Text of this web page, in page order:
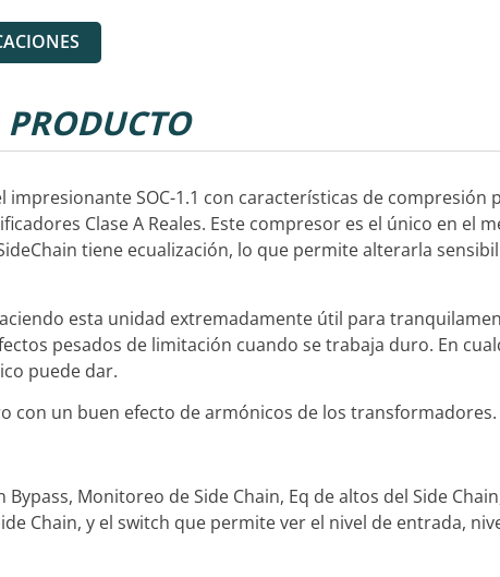
PRODUCTO
impresionante SOC-1.1 con características de
Clase A Reales. Este compresor es el único en el
tiene ecualización, lo que permite alterarla
esta unidad extremadamente útil para
pesados de limitación cuando se trabaja duro. En
puede dar.
con un buen efecto de armónicos de los transformadores.
Monitoreo de Side Chain, Eq de altos del Side
Chain, y el switch que permite ver el nivel de entrada,